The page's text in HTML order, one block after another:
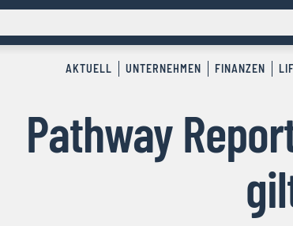
AKTUELL UNTERNEHMEN FINANZEN
Pathway